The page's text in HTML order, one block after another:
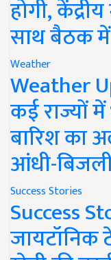
होगी,
साथ बैठक में
Weather
Weather
कई राज्यों में
बारिश का
आंधी-
Success Stories
Success
जायटॉनिक